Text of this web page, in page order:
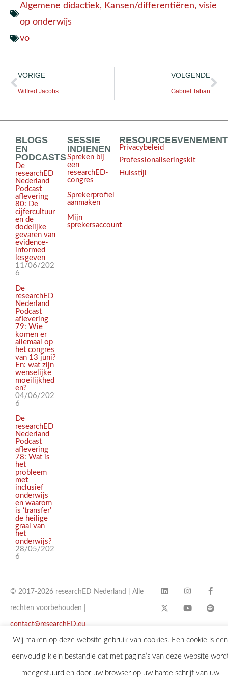
Algemene didactiek, Kansen/differentiëren, visie
op onderwijs
vo
VORIGE
Wilfred Jacobs
VOLGENDE
Gabriel Taban
BLOGS
EN
PODCASTS
De
researchED
Nederland
Podcast
aflevering
80: De
cijfercultuur
en de
dodelijke
gevaren van
evidence-
informed
lesgeven
11/06/202
6
De
researchED
Nederland
Podcast
aflevering
79: Wie
komen er
allemaal op
het congres
van 13 juni?
En: wat zijn
wenselijke
moeilijkhed
en?
04/06/202
6
De
researchED
Nederland
Podcast
aflevering
78: Wat is
het
probleem
met
inclusief
onderwijs
en waarom
is ‘transfer’
de heilige
graal van
het
onderwijs?
28/05/202
6
SESSIE
INDIENEN
Spreken bij
een
researchED-
congres
Sprekerprofiel
aanmaken
Mijn
sprekersaccount
RESOURCES
Privacybeleid
Professionaliseringskit
Huisstijl
© 2017-2026 researchED Nederland | Alle
rechten voorbehouden |
contact@researchED.eu
Wij maken op deze website gebruik van cookies. Een cookie is een
eenvoudig klein bestandje dat met pagina’s van deze website
meegestuurd en door uw browser op uw harde schrijf van uw